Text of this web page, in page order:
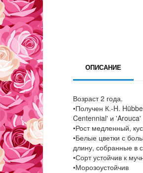
ОПИСАНИЕ
Возраст 2 года.
•Получен К.-H.
Centennial' и
•Рост медленный,
•Белые цветки с
длину, собранные в
•Сорт устойчив к
•Морозоустойчив